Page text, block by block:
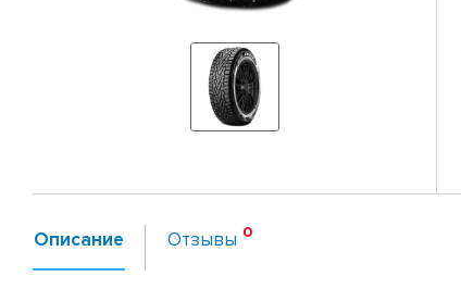
Описание Отзывы